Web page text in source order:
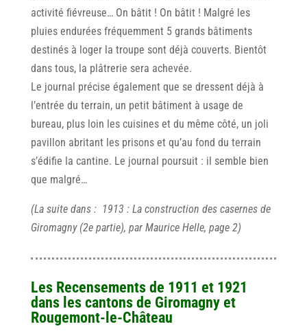
activité fiévreuse… On bâtit ! On bâtit ! Malgré les
pluies endurées fréquemment 5 grands bâtiments
destinés à loger la troupe sont déjà couverts. Bientôt
dans tous, la plâtrerie sera achevée.
Le journal précise également que se dressent déjà à
l’entrée du terrain, un petit bâtiment à usage de
bureau, plus loin les cuisines et du même côté, un joli
pavillon abritant les prisons et qu’au fond du terrain
s’édifie la cantine. Le journal poursuit : il semble bien
que malgré…
(La suite dans : 1913 : La construction des casernes de
Giromagny (2e partie), par Maurice Helle, page 2)
Les Recensements de 1911 et 1921
dans les cantons de Giromagny et
Rougemont-le-Château